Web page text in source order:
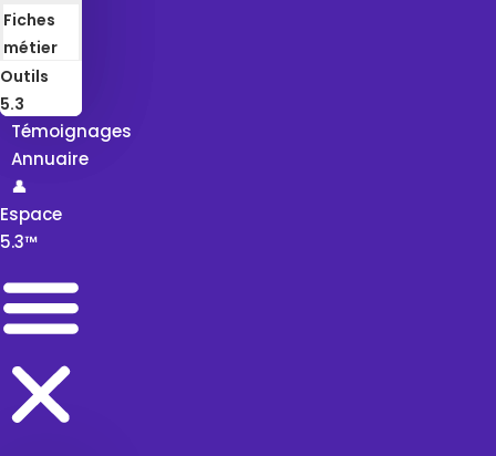
Fiches
métier
Outils
5.3
Témoignages
Annuaire
👤
Espace
5.3™